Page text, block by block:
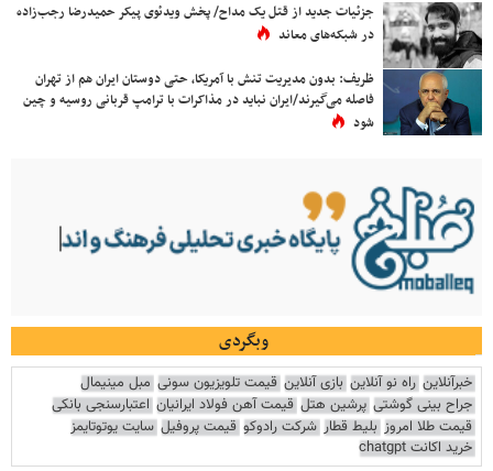
جزئیات جدید از قتل یک مداح/ پخش ویدئوی پیکر حمیدرضا رجب‌زاده
در شبکه‌های معاند
ظریف: بدون مدیریت تنش با آمریکا، حتی دوستان ایران هم از تهران
فاصله می‌گیرند/ایران نباید در مذاکرات با ترامپ قربانی روسیه و چین
شود
وبگردی
خبرآنلاین راه نو آنلاین بازی آنلاین قیمت تلویزیون سونی مبل مینیمال
جراح بینی گوشتی پرشین هتل قیمت آهن فولاد ایرانیان اعتبارسنجی بانکی
قیمت طلا امروز بلیط قطار شرکت رادوکو قیمت پروفیل سایت یوتوتایمز
خرید اکانت chatgpt